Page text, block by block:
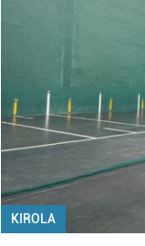
KIROLA